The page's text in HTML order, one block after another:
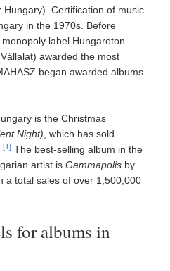
Certification of music
in the 1970s. Before
label Hungaroton
awarded the most
began awarded albums
is the Christmas
Night), which has sold
[1] The best-selling album in the
artist isGammapolis by
a total sales of over 1,500,000
for albums in